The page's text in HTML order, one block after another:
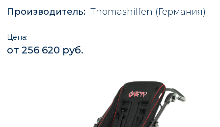
Производитель: Thomashilfen (Германия)
Цена:
от 256 620 руб.